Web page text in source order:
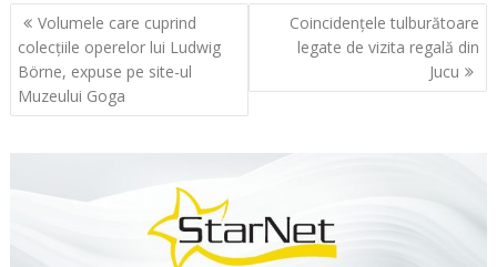
Navigare
în
articole
Volumele care cuprind
colecțiile operelor lui Ludwig
Börne, expuse pe site-ul
Muzeului Goga
Coincidențele tulburătoare
legate de vizita regală din
Jucu